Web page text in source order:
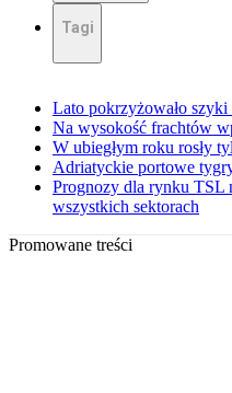
Tagi
Lato pokrzyżowało
Na wysokość frachtów
W ubiegłym roku rosły
Adriatyckie portowe
Prognozy dla rynku TSL
wszystkich sektorach
Promowane treści